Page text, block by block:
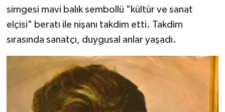
simgesi mavi balık sembollü "kültür ve sanat
elçisi" beratı ile nişanı takdim etti. Takdim
sırasında sanatçı, duygusal anlar yaşadı.